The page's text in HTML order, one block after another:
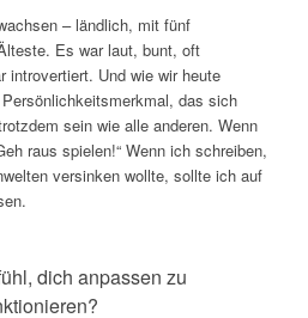
– ländlich, mit fünf
Es war laut, bunt, oft
introvertiert. Und wie wir heute
das sich
sein wie alle anderen. Wenn
raus spielen!“ Wenn ich schreiben,
versinken wollte, sollte ich auf
dich anpassen zu